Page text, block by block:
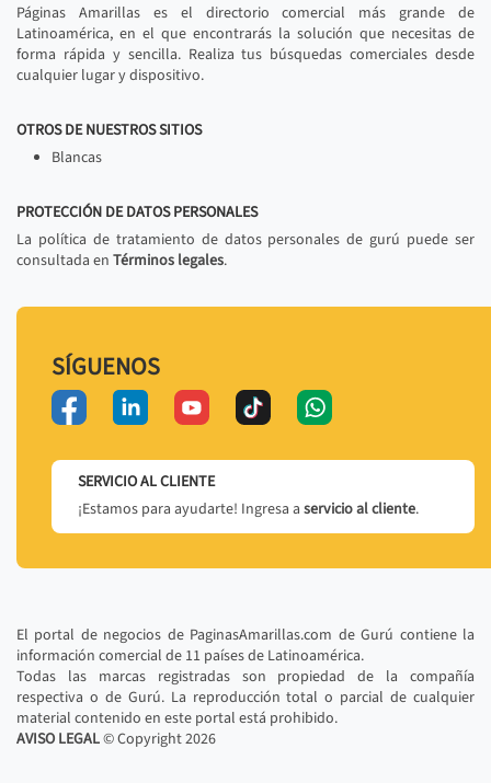
Páginas Amarillas es el directorio comercial más grande de
Latinoamérica, en el que encontrarás la solución que necesitas de
forma rápida y sencilla. Realiza tus búsquedas comerciales desde
cualquier lugar y dispositivo.
OTROS DE NUESTROS SITIOS
Blancas
PROTECCIÓN DE DATOS PERSONALES
La política de tratamiento de datos personales de gurú puede ser
consultada en Términos legales.
SÍGUENOS
SERVICIO AL CLIENTE
¡Estamos para ayudarte! Ingresa a servicio al cliente.
El portal de negocios de PaginasAmarillas.com de Gurú contiene la
información comercial de 11 países de Latinoamérica.
Todas las marcas registradas son propiedad de la compañía
respectiva o de Gurú. La reproducción total o parcial de cualquier
material contenido en este portal está prohibido.
AVISO LEGAL© Copyright2026